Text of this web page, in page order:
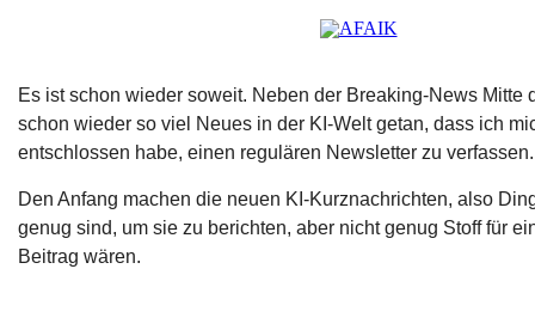
Es ist schon wieder soweit. Neben der Breaking-News Mitte
schon wieder so viel Neues in der KI-Welt getan, dass ich
entschlossen habe, einen regulären Newsletter zu verfassen.
Den Anfang machen die neuen KI-Kurznachrichten, also
genug sind, um sie zu berichten, aber nicht genug Stoff für
Beitrag wären.